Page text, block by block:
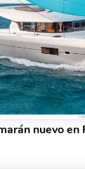
nuevo en